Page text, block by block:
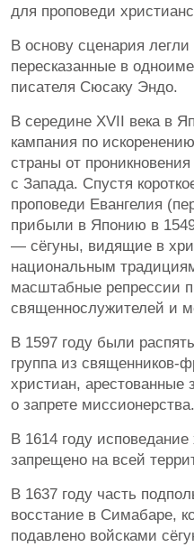
для проповеди
В основу сценария
пересказанные в
писателя Сюсаку Эндо.
В середине XVII века в
кампания по
страны от
с Запада. Спустя
проповеди Евангелия
прибыли в Японию в
— сёгуны, видящие в
национальным
масштабные репрессии
священнослужителей и
В 1597 году были
группа из священников-
христиан, арестованные
о запрете миссионерства.
В 1614 году
запрещено на всей
В 1637 году часть
восстание в Симабаре,
подавлено войсками